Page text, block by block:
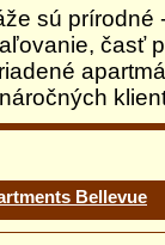
sú prírodné
časť
Bellevue